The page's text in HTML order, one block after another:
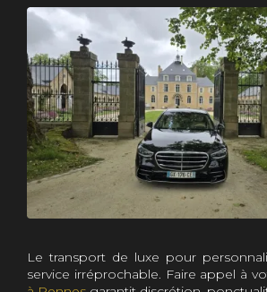
Le transport de luxe pour
service irréprochable. Faire appel à